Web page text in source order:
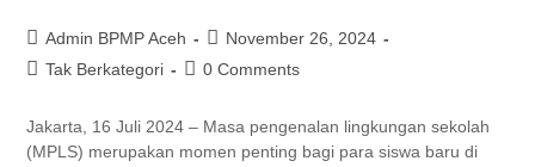
Admin BPMP Aceh
November 26, 2024
Tak Berkategori
0 Comments
Jakarta, 16 Juli 2024 – Masa pengenalan lingkungan sekolah
(MPLS) merupakan momen penting bagi para siswa baru di